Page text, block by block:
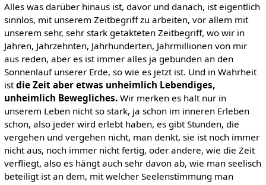
Alles was darüber hinaus ist, davor und danach, ist eigentlich
sinnlos, mit unserem Zeitbegriff zu arbeiten, vor allem mit
unserem sehr, sehr stark getakteten Zeitbegriff, wo wir in
Jahren, Jahrzehnten, Jahrhunderten, Jahrmillionen von mir
aus reden, aber es ist immer alles ja gebunden an den
Sonnenlauf unserer Erde, so wie es jetzt ist. Und in Wahrheit
istdie Zeit aber etwas unheimlich Lebendiges,
unheimlich Bewegliches.Wir merken es halt nur in
unserem Leben nicht so stark, ja schon im inneren Erleben
schon, also jeder wird erlebt haben, es gibt Stunden, die
vergehen und vergehen nicht, man denkt, sie ist noch immer
nicht aus, noch immer nicht fertig, oder andere, wie die Zeit
verfliegt, also es hängt auch sehr davon ab, wie man seelisch
beteiligt ist an dem, mit welcher Seelenstimmung man